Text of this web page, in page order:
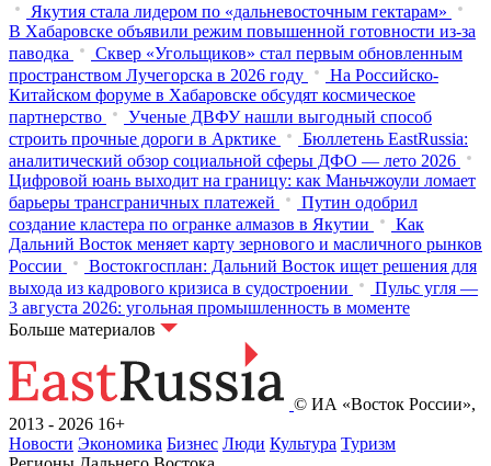
Якутия стала лидером по «дальневосточным гектарам»
В Хабаровске объявили режим повышенной готовности из‑за
паводка
Сквер «Угольщиков» стал первым обновленным
пространством Лучегорска в 2026 году
На Российско-
Китайском форуме в Хабаровске обсудят космическое
партнерство
Ученые ДВФУ нашли выгодный способ
строить прочные дороги в Арктике
Бюллетень EastRussia:
аналитический обзор социальной сферы ДФО — лето 2026
Цифровой юань выходит на границу: как Маньчжоули ломает
барьеры трансграничных платежей
Путин одобрил
создание кластера по огранке алмазов в Якутии
Как
Дальний Восток меняет карту зернового и масличного рынков
России
Востокгосплан: Дальний Восток ищет решения для
выхода из кадрового кризиса в судостроении
Пульс угля —
3 августа 2026: угольная промышленность в моменте
Больше материалов
© ИА «Восток России»,
2013 - 2026 16+
Новости Экономика Бизнес Люди Культура Туризм